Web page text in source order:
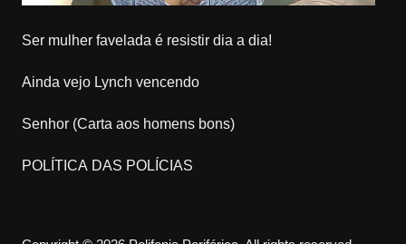
Ser mulher favelada é resistir dia a dia!
Ainda vejo Lynch vencendo
Senhor (Carta aos homens bons)
POLÍTICA DAS POLÍCIAS